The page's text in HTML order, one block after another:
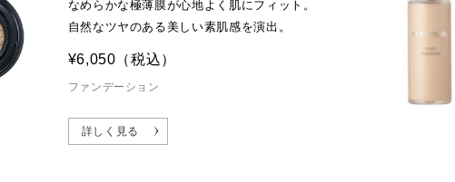
なめらかな極薄膜が心地よく肌にフィット。
自然なツヤのある美しい素肌感を演出。
ファンデーション
¥6,050 （税込）
詳しく見る